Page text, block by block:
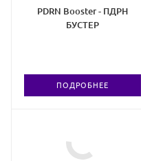
PDRN Booster - ПДРН
БУСТЕР
ПОДРОБНЕЕ